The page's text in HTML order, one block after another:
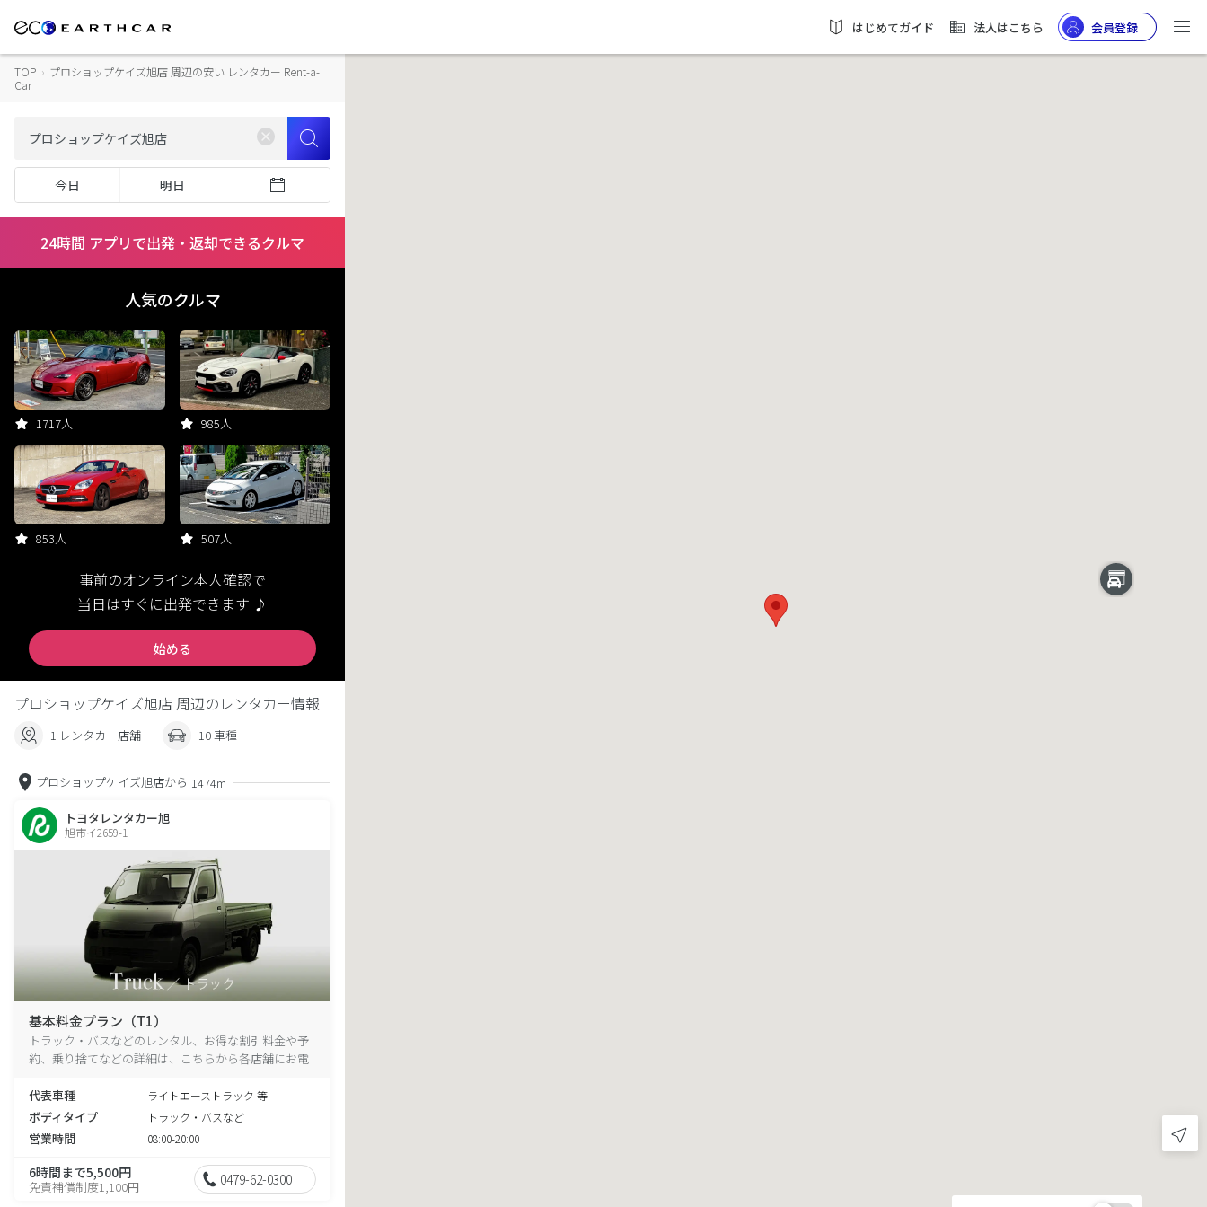
はじめてガイド 法人はこちら 会員登録
TOP › プロショップケイズ旭店 周辺の安い レンタカー Rent-a-
Car
今日 明日
24時間 アプリで出発・返却できるクルマ
人気のクルマ
1717人 985人
853人 507人
事前のオンライン本人確認で
当日はすぐに出発できます ♪
始める
プロショップケイズ旭店 周辺のレンタカー情報
1 レンタカー店舗 10 車種
プロショップケイズ旭店から 1474m
トヨタレンタカー旭
旭市イ2659-1
基本料金プラン（T1）
トラック・バスなどのレンタル、お得な割引料金や予
約、乗り捨てなどの詳細は、こちらから各店舗にお電
代表車種
ライトエーストラック 等
ボディタイプ トラック・バスなど
営業時間 08:00-20:00
6時間まで5,500円
免責補償制度1,100円 0479-62-0300